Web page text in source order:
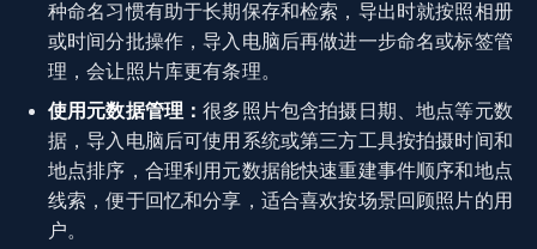
种命名习惯有助于长期保存和检索，导出时就按照相册
或时间分批操作，导入电脑后再做进一步命名或标签管
理，会让照片库更有条理。
使用元数据管理：很多照片包含拍摄日期、地点等元数
据，导入电脑后可使用系统或第三方工具按拍摄时间和
地点排序，合理利用元数据能快速重建事件顺序和地点
线索，便于回忆和分享，适合喜欢按场景回顾照片的用
户。